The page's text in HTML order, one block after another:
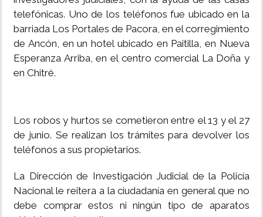
IMPRESO
telefónicas. Uno de los teléfonos fue ubicado en la
barriada Los Portales de Pacora, en el corregimiento
de Ancón, en un hotel ubicado en Paitilla, en Nueva
Esperanza Arriba, en el centro comercial La Doña y
en Chitré.
Los robos y hurtos se cometieron entre el 13 y el 27
de junio. Se realizan los trámites para devolver los
teléfonos a sus propietarios.
La Dirección de Investigación Judicial de la Policía
Nacional le reitera a la ciudadanía en general que no
debe comprar estos ni ningún tipo de aparatos